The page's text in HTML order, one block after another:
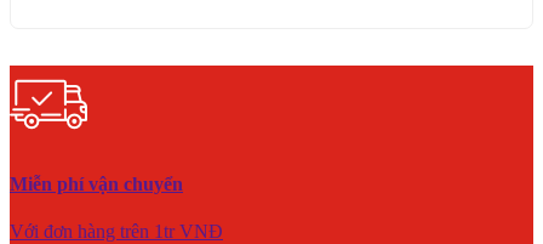
Miễn phí vận chuyển
Với đơn hàng trên 1tr VNĐ